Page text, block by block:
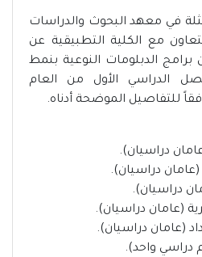
في معهد البحوث والدراسات
مع الكلية التطبيقية عن
الدبلومات النوعية بنمط
الدراسي الأول من العام
دراسيان).
دراسيان).
دراسيان).
(عامان دراسيان).
(عامان دراسيان).
دراسي واحد).